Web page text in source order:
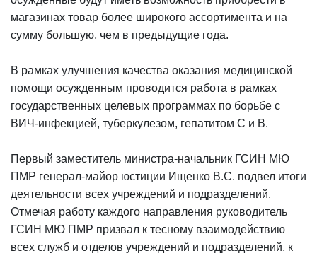
магазинах товар более широкого ассортимента и на
сумму большую, чем в предыдущие года.
В рамках улучшения качества оказания медицинской
помощи осужденным проводится работа в рамках
государственных целевых программах по борьбе с
ВИЧ-инфекцией, туберкулезом, гепатитом С и В.
Первый заместитель министра-начальник ГСИН МЮ
ПМР генерал-майор юстиции Ищенко В.С. подвел итоги
деятельности всех учреждений и подразделений.
Отмечая работу каждого направления руководитель
ГСИН МЮ ПМР призвал к тесному взаимодействию
всех служб и отделов учреждений и подразделений, к